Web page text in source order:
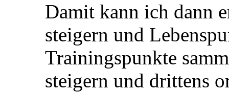
Damit kann ich dann
steigern und
Trainingspunkte
steigern und drittens